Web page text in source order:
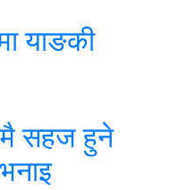
याङकी
सहज हुने